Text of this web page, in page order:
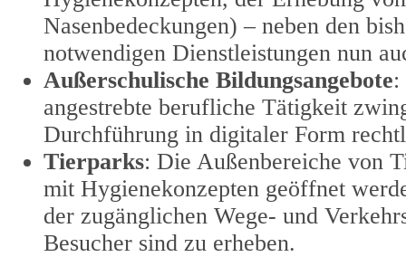
Nasenbedeckungen) – neben den
notwendigen Dienstleistungen nun
Außerschulische Bildungsangebote:
angestrebte berufliche Tätigkeit
Durchführung in digitaler Form
Tierparks: Die Außenbereiche von
mit Hygienekonzepten geöffnet
der zugänglichen Wege- und
Besucher sind zu erheben.